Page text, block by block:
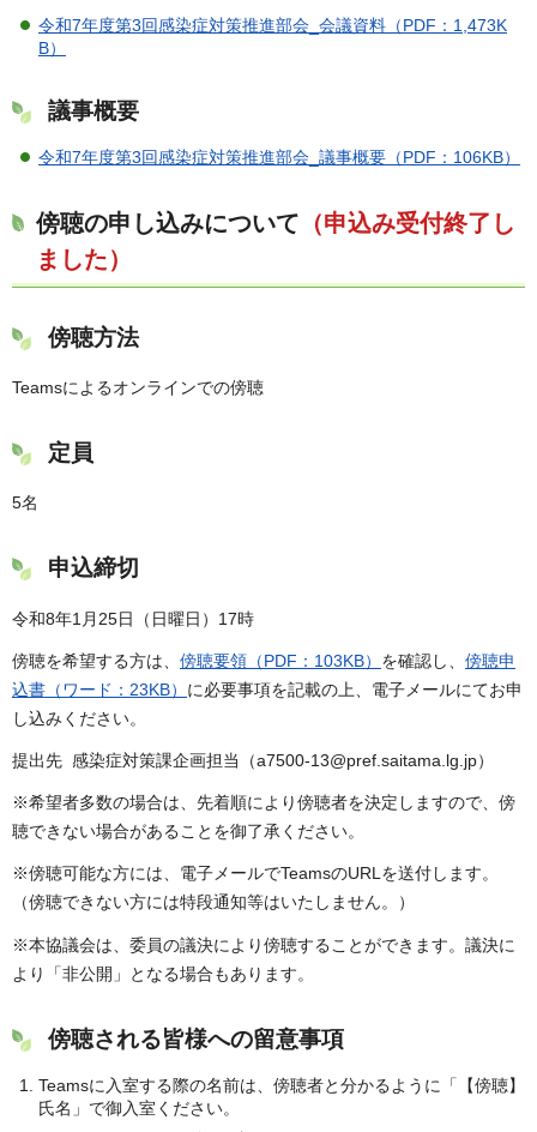
令和7年度第3回感染症対策推進部会_会議資料（PDF：1,473K
B）
議事概要
令和7年度第3回感染症対策推進部会_議事概要（PDF：106KB）
傍聴の申し込みについて （申込み受付終了し
ました）
傍聴方法
Teamsによるオンラインでの傍聴
定員
5名
申込締切
令和8年1月25日（日曜日）17時
傍聴を希望する方は、 傍聴要領（PDF：103KB） を確認し、 傍聴申
込書（ワード：23KB） に必要事項を記載の上、電子メールにてお申
し込みください。
提出先 感染症対策課企画担当（a7500-13@pref.saitama.lg.jp）
※希望者多数の場合は、先着順により傍聴者を決定しますので、傍
聴できない場合があることを御了承ください。
※傍聴可能な方には、電子メールでTeamsのURLを送付します。
（傍聴できない方には特段通知等はいたしません。）
※本協議会は、委員の議決により傍聴することができます。議決に
より「非公開」となる場合もあります。
傍聴される皆様への留意事項
Teamsに入室する際の名前は、傍聴者と分かるように「【傍聴】
氏名」で御入室ください。